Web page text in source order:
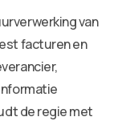
van
facturen en
de regie met